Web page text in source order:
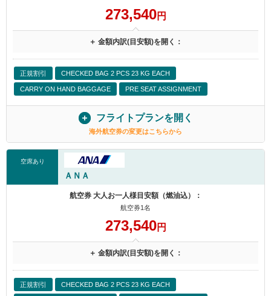
273,540円
＋ 金額内訳(目安額)を開く：
正規割引 CHECKED BAG 2 PCS 23 KG EACH
CARRY ON HAND BAGGAGE PRE SEAT ASSIGNMENT
フライトプランを開く
海外航空券の変更はこちらから
空席あり
ＡＮＡ
航空券 大人お一人様目安額（燃油込）：
航空券1名
273,540円
＋ 金額内訳(目安額)を開く：
正規割引 CHECKED BAG 2 PCS 23 KG EACH